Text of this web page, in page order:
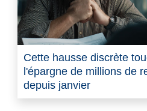
Cette hausse discrète
l'épargne de millions de
depuis janvier